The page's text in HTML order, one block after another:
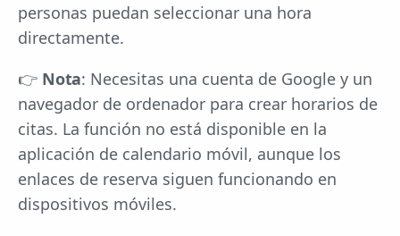
personas puedan seleccionar una hora
directamente.
👉 Nota: Necesitas una cuenta de Google y un
navegador de ordenador para crear horarios de
citas. La función no está disponible en la
aplicación de calendario móvil, aunque los
enlaces de reserva siguen funcionando en
dispositivos móviles.